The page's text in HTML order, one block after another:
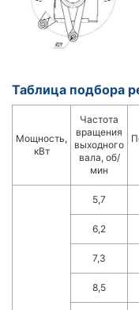
Таблица подбора
Мощность,
кВт
Частота
вращения
выходного
вала, об/
мин
5,7
6,2
7,3
8,5